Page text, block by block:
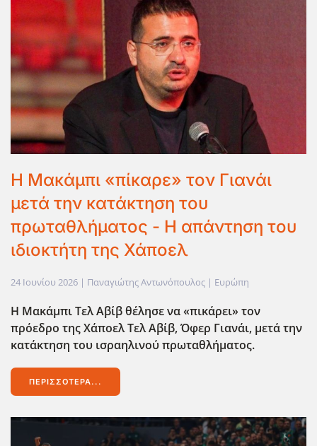
Η Μακάμπι «πίκαρε» τον Γιανάι
μετά την κατάκτηση του
πρωταθλήματος - Η απάντηση του
ιδιοκτήτη της Χάποελ
24 Ιουνίου 2026 | Παναγιώτης Αντωνόπουλος | Ευρώπη
Η Μακάμπι Τελ Αβίβ θέλησε να «πικάρει» τον
πρόεδρο της Χάποελ Τελ Αβίβ, Όφερ Γιανάι, μετά την
κατάκτηση του ισραηλινού πρωταθλήματος.
ΠΕΡΙΣΣΌΤΕΡΑ...